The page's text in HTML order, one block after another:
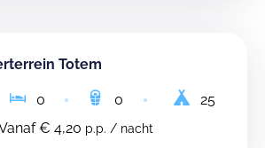
Totem
0 0
25
€ 4,20 p.p. / nacht